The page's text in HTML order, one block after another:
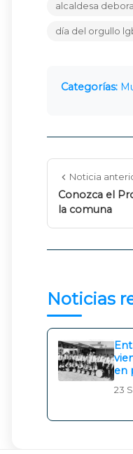
alcaldesa
día del orgullo
Categorías:
Noticia
Conozca el
la comuna
Noticias
en
23